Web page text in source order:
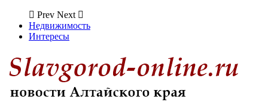
Prev Next
Недвижимость
Интересы